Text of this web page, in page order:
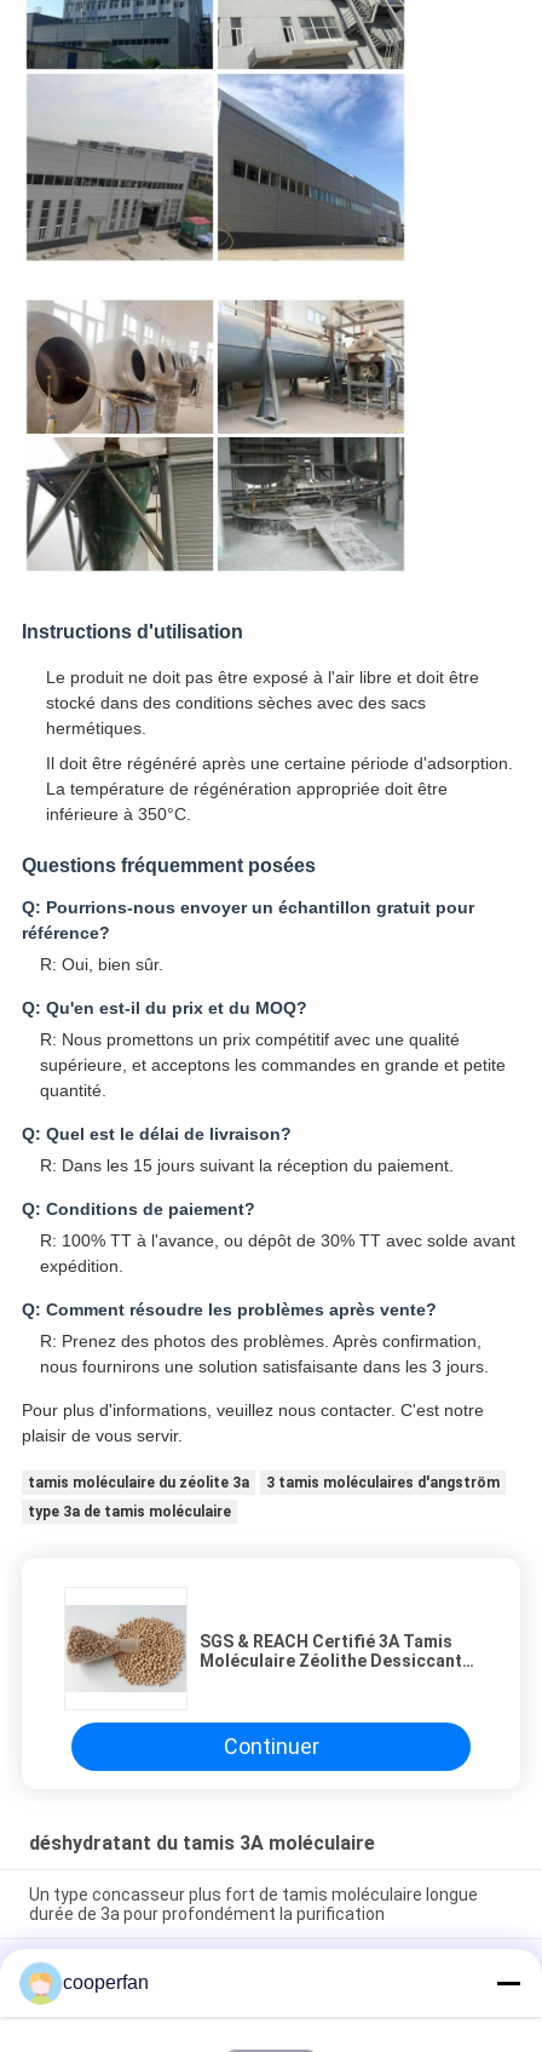
Instructions d'utilisation
Le produit ne doit pas être exposé à l'air libre et doit être
stocké dans des conditions sèches avec des sacs
hermétiques.
Il doit être régénéré après une certaine période d'adsorption.
La température de régénération appropriée doit être
inférieure à 350°C.
Questions fréquemment posées
Q: Pourrions-nous envoyer un échantillon gratuit pour
référence?
R: Oui, bien sûr.
Q: Qu'en est-il du prix et du MOQ?
R: Nous promettons un prix compétitif avec une qualité
supérieure, et acceptons les commandes en grande et petite
quantité.
Q: Quel est le délai de livraison?
R: Dans les 15 jours suivant la réception du paiement.
Q: Conditions de paiement?
R: 100% TT à l'avance, ou dépôt de 30% TT avec solde avant
expédition.
Q: Comment résoudre les problèmes après vente?
R: Prenez des photos des problèmes. Après confirmation,
nous fournirons une solution satisfaisante dans les 3 jours.
Pour plus d'informations, veuillez nous contacter. C'est notre
plaisir de vous servir.
tamis moléculaire du zéolite 3a
3 tamis moléculaires d'angström
type 3a de tamis moléculaire
SGS & REACH Certifié 3A Tamis
Moléculaire Zéolithe Dessiccant
Continuer
déshydratant du tamis 3A moléculaire
Un type concasseur plus fort de tamis moléculaire longue
durée de 3a pour profondément la purification
SGS & REACH Certifié 3A Tamis Moléculaire Zéolithe
Dessiccant avec Point de Rosée ≤ -73℃ et Adsorption d'Eau
Statique ≥ 21%
cooperfan